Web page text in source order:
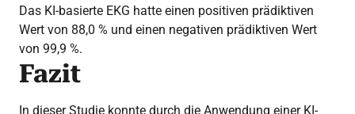
Das KI-basierte EKG hatte einen positiven prädiktiven
Wert von 88,0 % und einen negativen prädiktiven Wert
von 99,9 %.
Fazit
In dieser Studie konnte durch die Anwendung einer KI-